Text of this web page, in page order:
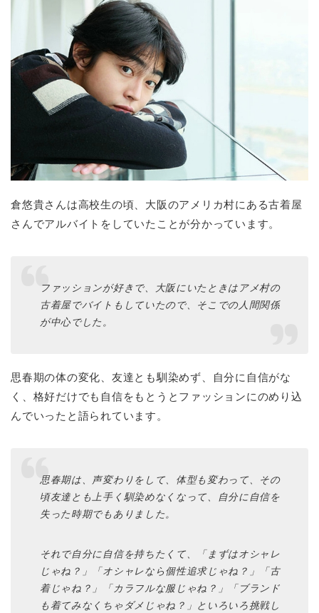
倉悠貴さんは高校生の頃、大阪のアメリカ村にある古着屋
さんでアルバイトをしていたことが分かっています。
ファッションが好きで、大阪にいたときはアメ村の
古着屋でバイトもしていたので、そこでの人間関係
が中心でした。
思春期の体の変化、友達とも馴染めず、自分に自信がな
く、格好だけでも自信をもとうとファッションにのめり込
んでいったと語られています。
思春期は、声変わりをして、体型も変わって、その
頃友達とも上手く馴染めなくなって、自分に自信を
失った時期でもありました。
それで自分に自信を持ちたくて、「まずはオシャレ
じゃね？」「オシャレなら個性追求じゃね？」「古
着じゃね？」「カラフルな服じゃね？」「ブランド
も着てみなくちゃダメじゃね？」といろいろ挑戦し